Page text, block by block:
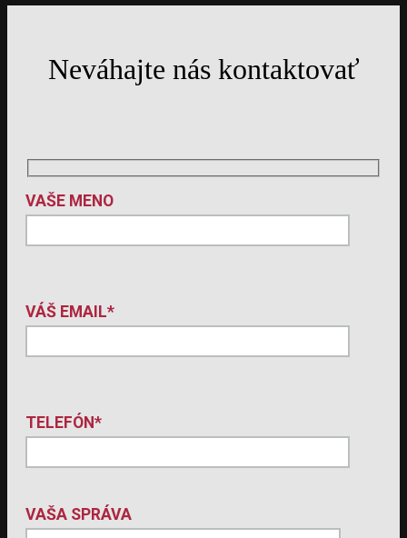
Leaflet OpenStreetMap
Neváhajte nás kontaktovať
VAŠE MENO
VÁŠ EMAIL*
TELEFÓN*
VAŠA SPRÁVA